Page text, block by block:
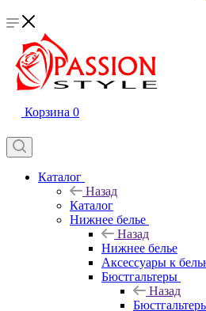
Корзина 0
Каталог
Назад
Каталог
Нижнее белье
Назад
Нижнее белье
Аксессуары к
Бюстгальтеры
Назад